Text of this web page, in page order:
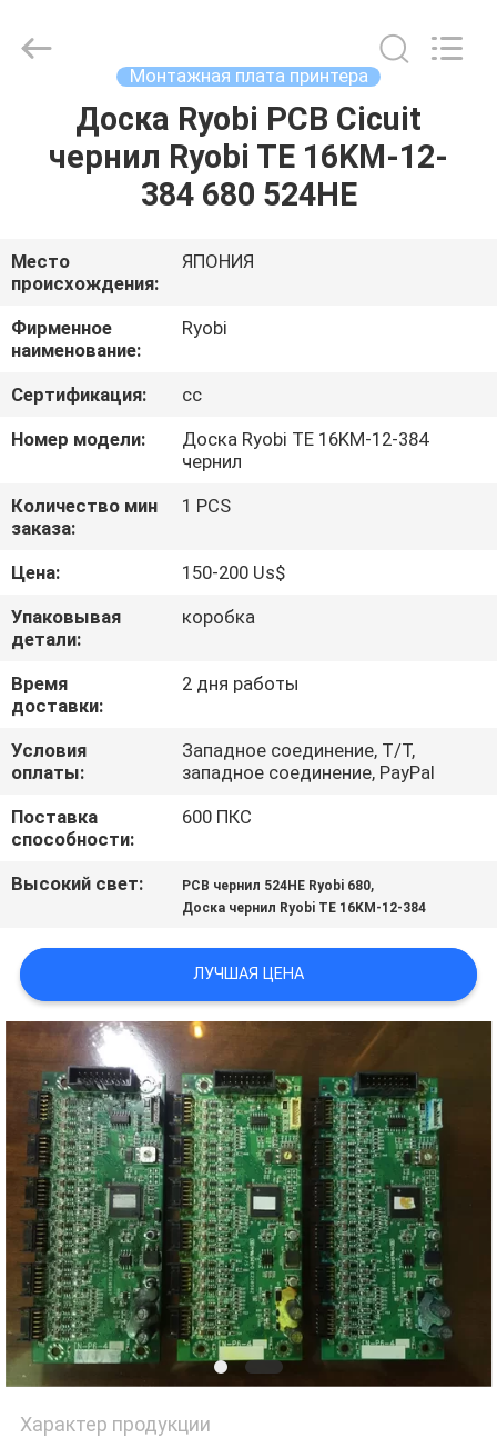
ПРОДУКТЫ
О
НАС
ПУТЕШЕСТВИЕ
ФАБРИКИ
КАЧЕСТВА
СВЯЖИТЕСЬ
МЫ
СПРОСИТЕ
КАРТА
САЙТА
POLICY
Automation
Co.ltd.
Монтажная плата принтера
Доска Ryobi PCB Cicuit
чернил Ryobi TE 16KM-12-
384 680 524HE
Место
происхождения:
ЯПОНИЯ
Фирменное
наименование:
Ryobi
Сертификация:
cc
Номер модели:
Доска Ryobi TE 16KM-12-384
чернил
Количество мин
заказа:
1 PCS
Цена:
150-200 Us$
Упаковывая
детали:
коробка
Время
доставки:
2 дня работы
Условия
оплаты:
Западное соединение, T/T,
западное соединение, PayPal
Поставка
способности:
600 ПКС
Высокий свет: PCB чернил 524HE Ryobi 680,
Доска чернил Ryobi TE 16KM-12-384
ЛУЧШАЯ ЦЕНА
Характер продукции